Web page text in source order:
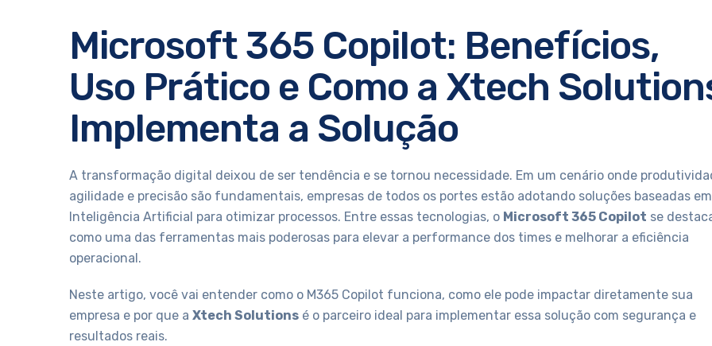
Microsoft 365 Copilot: Benefícios,
Uso Prático e Como a Xtech
Implementa a Solução
A transformação digital deixou de ser tendência e se tornou necessidade. Em um cenário onde
agilidade e precisão são fundamentais, empresas de todos os portes estão adotando soluções baseadas em
Inteligência Artificial para otimizar processos. Entre essas tecnologias, o Microsoft 365 Copilot se
como uma das ferramentas mais poderosas para elevar a performance dos times e melhorar a eficiência
operacional.
Neste artigo, você vai entender como o M365 Copilot funciona, como ele pode impactar diretamente sua
empresa e por que a Xtech Solutions é o parceiro ideal para implementar essa solução com segurança e
resultados reais.